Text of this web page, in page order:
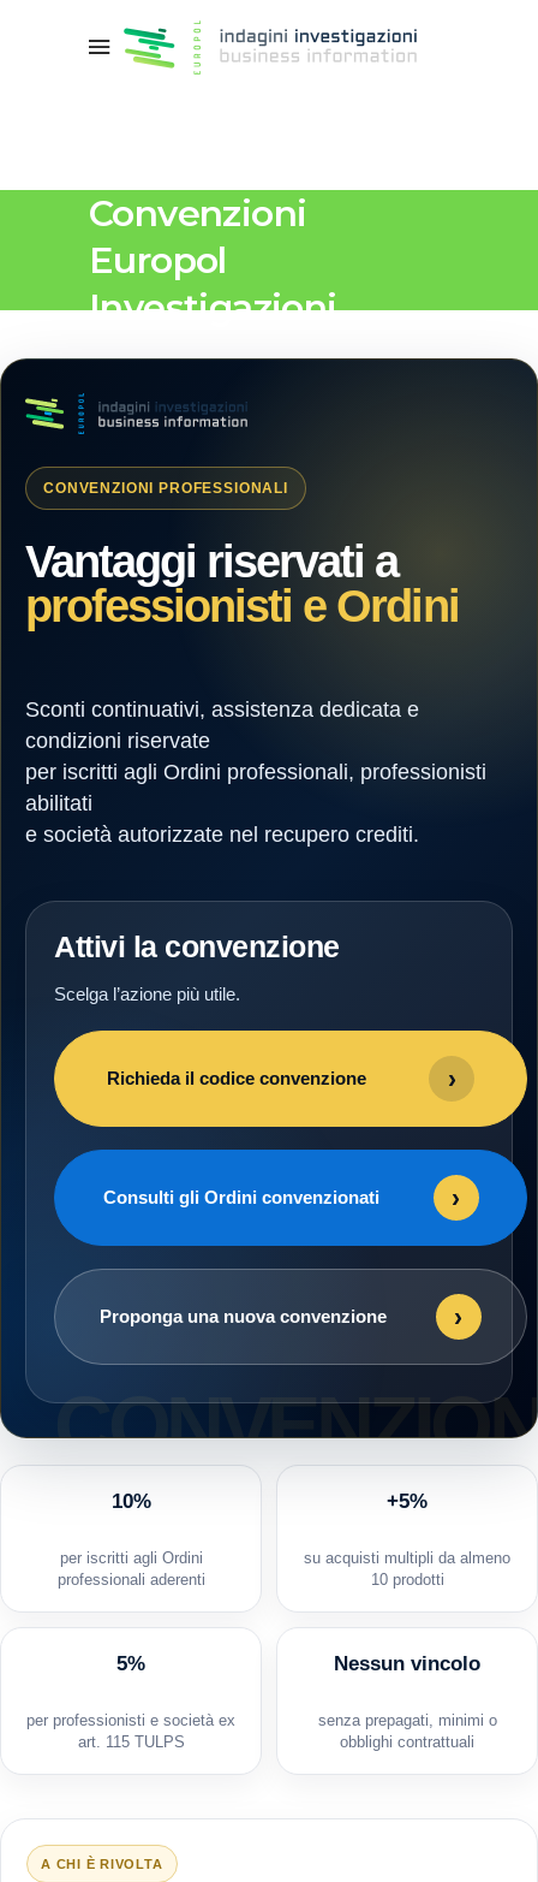
Convenzioni
Europol
Investigazioni
CONVENZIONI PROFESSIONALI
Vantaggi riservati a
professionisti e Ordini
Sconti continuativi, assistenza dedicata e
condizioni riservate
per iscritti agli Ordini professionali, professionisti
abilitati
e società autorizzate nel recupero crediti.
Attivi la convenzione
Scelga l’azione più utile.
Richieda il codice convenzione ›
Consulti gli Ordini convenzionati ›
Proponga una nuova convenzione ›
10%
per iscritti agli Ordini
professionali aderenti
+5%
su acquisti multipli da almeno
10 prodotti
5%
per professionisti e società ex
art. 115 TULPS
Nessun vincolo
senza prepagati, minimi o
obblighi contrattuali
A CHI È RIVOLTA